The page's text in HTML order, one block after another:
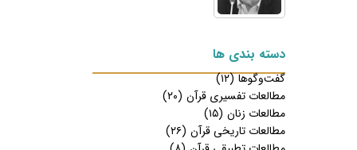
دسته بندی ها
گفت‌وگوها (۱۲)
مطالعات تفسیری قرآن (۲۰)
مطالعات زنان (۱۵)
مطالعات تاریخی قرآن (۲۶)